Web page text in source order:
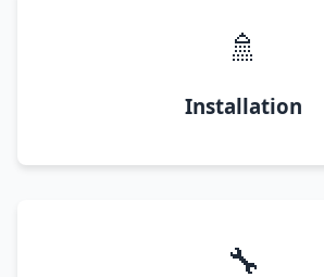
🚿
Installation
🔧